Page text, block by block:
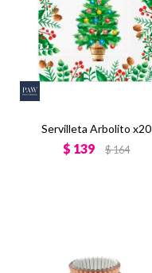
Servilleta Arbolito x20
$ 139 $164